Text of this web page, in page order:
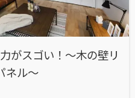
がスゴい！～木の壁リ
ネル～